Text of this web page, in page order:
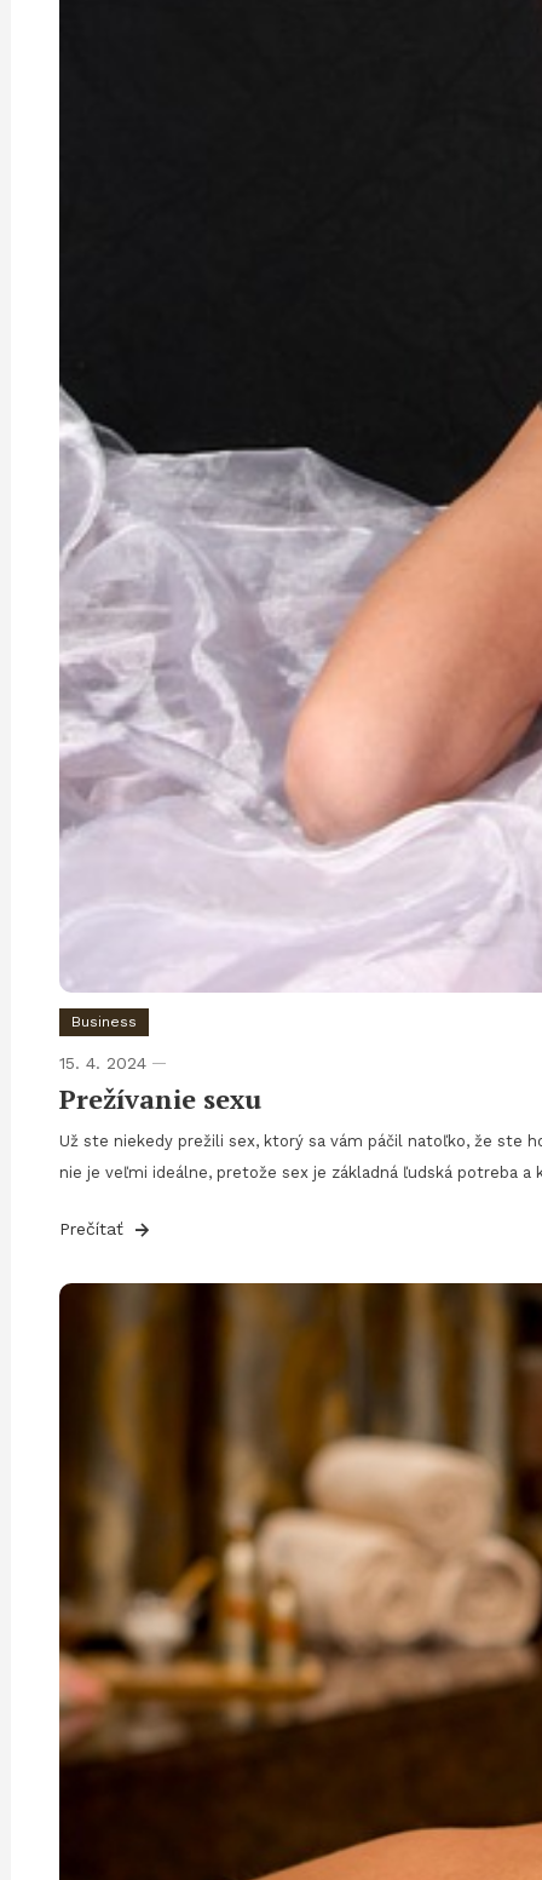
Business
15. 4. 2024
Prežívanie sexu
Už ste niekedy prežili sex, ktorý sa vám páčil natoľko, že ste
nie je veľmi ideálne, pretože sex je základná ľudská potreba
Prečítať